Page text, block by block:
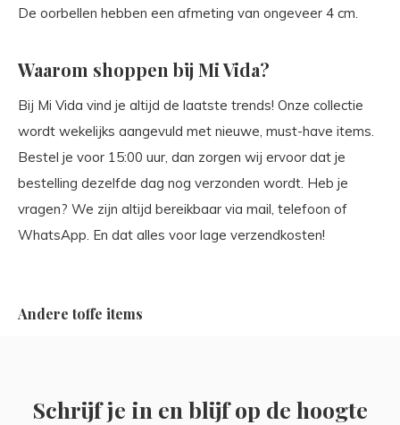
De oorbellen hebben een afmeting van ongeveer 4 cm.
Waarom shoppen bij Mi Vida?
Bij Mi Vida vind je altijd de laatste trends! Onze collectie
wordt wekelijks aangevuld met nieuwe, must-have items.
Bestel je voor 15:00 uur, dan zorgen wij ervoor dat je
bestelling dezelfde dag nog verzonden wordt. Heb je
vragen? We zijn altijd bereikbaar via mail, telefoon of
WhatsApp. En dat alles voor lage verzendkosten!
Andere toffe items
Schrijf je in en blijf op de hoogte